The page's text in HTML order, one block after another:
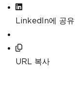
LinkedIn에 공유
URL 복사